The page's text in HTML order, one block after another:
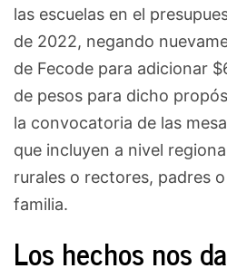
las escuelas en el
de 2022, negando
de Fecode para adicionar
de pesos para dicho
la convocatoria de las
que incluyen a nivel
rurales o rectores, padres
familia.
Los hechos nos